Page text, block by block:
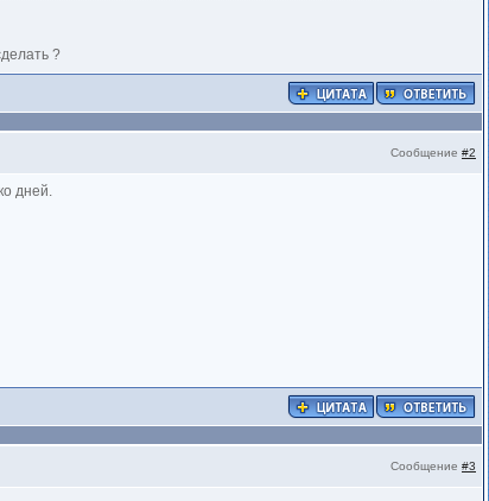
?
Сообщение #2
дней.
Сообщение #3